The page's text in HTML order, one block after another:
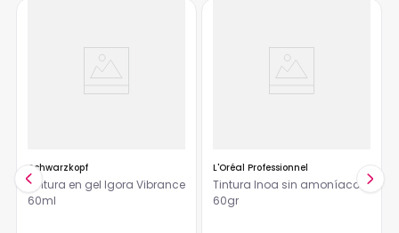
Schwarzkopf
Tintura en gel Igora Vibrance
60ml
L'Oréal Professionnel
Tintura Inoa sin amoníaco
60gr